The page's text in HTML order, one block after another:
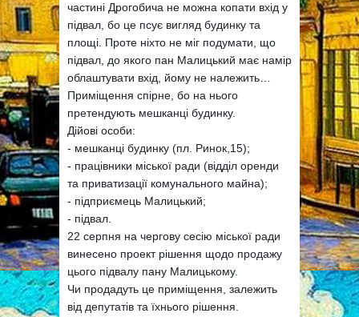
частині Дрогобича не можна копати вхід у
підвал, бо це псує вигляд будинку та
площі. Проте ніхто не міг подумати, що
підвал, до якого пан Малицький має намір
облаштувати вхід, йому не належить…
Приміщення спірне, бо на нього
претендують мешканці будинку.
Дійові особи:
- мешканці будинку (пл. Ринок,15);
- працівники міської ради (відділ оренди
та приватизації комунального майна);
- підприємець Малицький;
- підвал.
22 серпня на чергову сесію міської ради
винесено проект рішення щодо продажу
цього підвалу пану Малицькому.
Чи продадуть це приміщення, залежить
від депутатів та їхнього рішення.